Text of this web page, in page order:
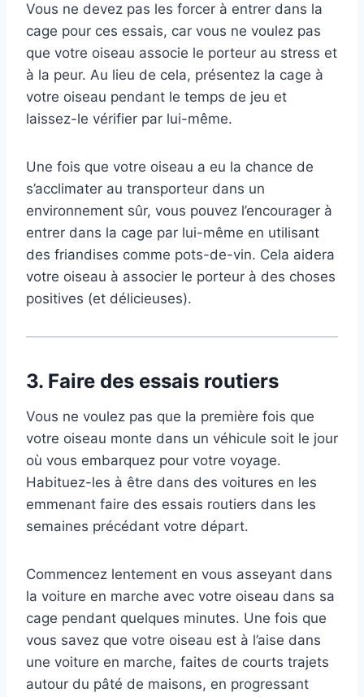
Vous ne devez pas les forcer à entrer dans la
cage pour ces essais, car vous ne voulez pas
que votre oiseau associe le porteur au stress et
à la peur. Au lieu de cela, présentez la cage à
votre oiseau pendant le temps de jeu et
laissez-le vérifier par lui-même.
Une fois que votre oiseau a eu la chance de
s’acclimater au transporteur dans un
environnement sûr, vous pouvez l’encourager à
entrer dans la cage par lui-même en utilisant
des friandises comme pots-de-vin. Cela aidera
votre oiseau à associer le porteur à des choses
positives (et délicieuses).
3. Faire des essais routiers
Vous ne voulez pas que la première fois que
votre oiseau monte dans un véhicule soit le jour
où vous embarquez pour votre voyage.
Habituez-les à être dans des voitures en les
emmenant faire des essais routiers dans les
semaines précédant votre départ.
Commencez lentement en vous asseyant dans
la voiture en marche avec votre oiseau dans sa
cage pendant quelques minutes. Une fois que
vous savez que votre oiseau est à l’aise dans
une voiture en marche, faites de courts trajets
autour du pâté de maisons, en progressant